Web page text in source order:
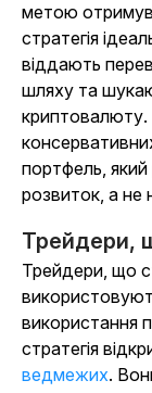
метою
стратегія
віддають
шляху та
криптовалюту.
портфель, який
розвиток, а не
Трейдери,
Трейдери, що
використання
стратегія
ведмежих.